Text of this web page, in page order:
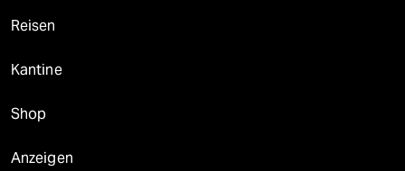
Reisen
Kantine
Shop
Anzeigen